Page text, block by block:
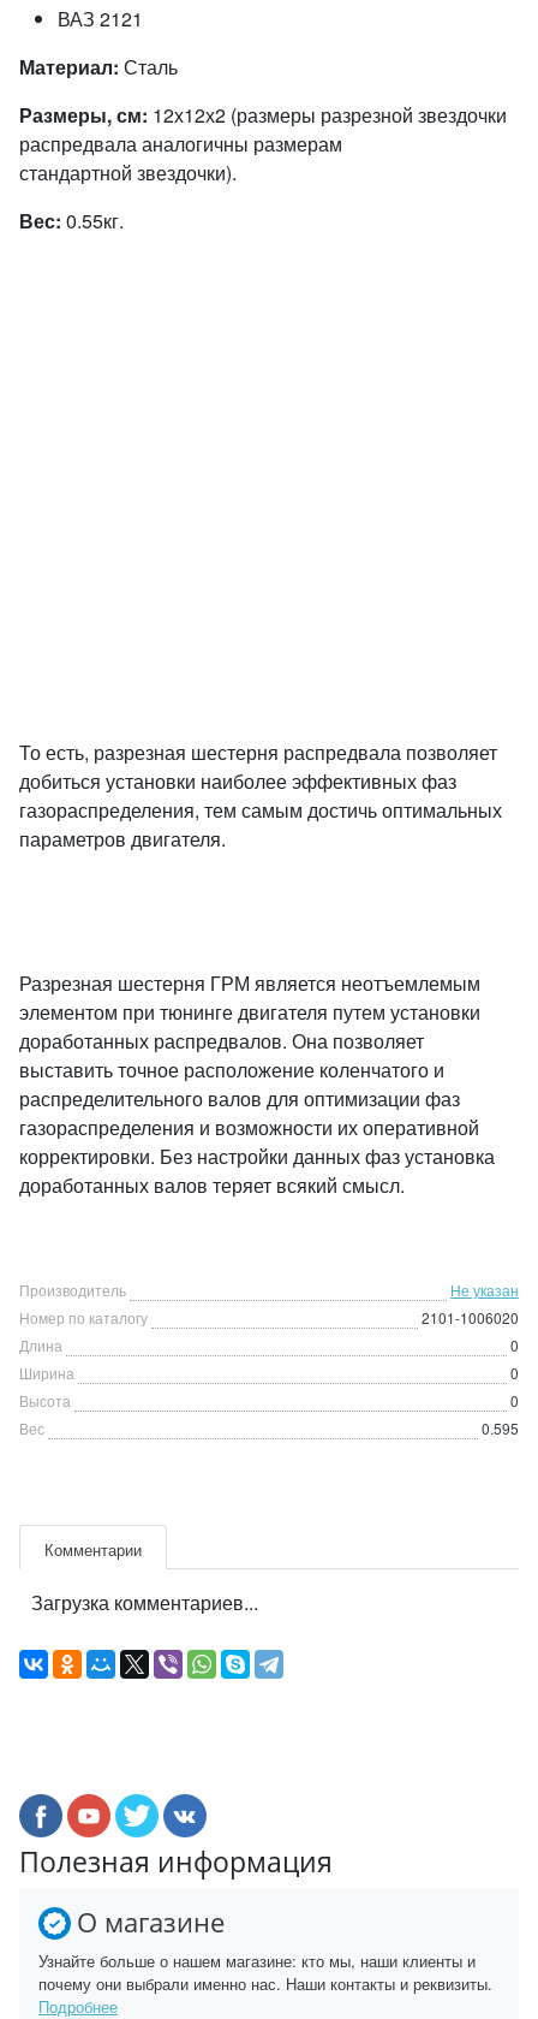
ВАЗ 2121
Материал: Сталь
Размеры, см: 12х12х2 (размеры разрезной звездочки
распредвала аналогичны размерам
стандартной звездочки).
Вес: 0.55кг.
То есть, разрезная шестерня распредвала позволяет
добиться установки наиболее эффективных фаз
газораспределения, тем самым достичь оптимальных
параметров двигателя.
Разрезная шестерня ГРМ является неотъемлемым
элементом при тюнинге двигателя путем установки
доработанных распредвалов. Она позволяет
выставить точное расположение коленчатого и
распределительного валов для оптимизации фаз
газораспределения и возможности их оперативной
корректировки. Без настройки данных фаз установка
доработанных валов теряет всякий смысл.
Производитель
Не указан
Номер по каталогу
2101-1006020
Длина
0
Ширина
0
Высота
0
Вес
0.595
Комментарии
Загрузка комментариев...
Полезная информация
О магазине
Узнайте больше о нашем магазине: кто мы, наши клиенты и
почему они выбрали именно нас. Наши контакты и реквизиты.
Подробнее